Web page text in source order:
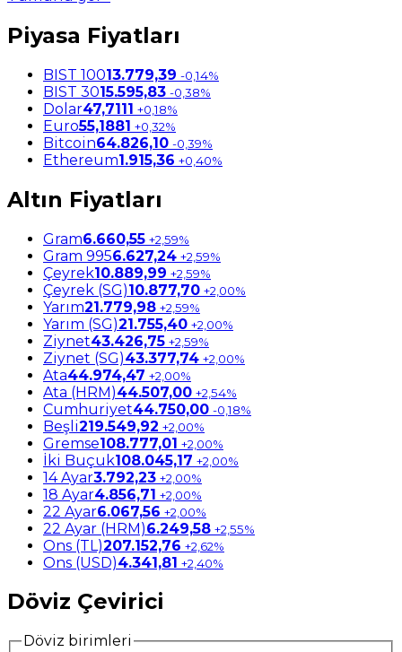
Piyasa Fiyatları
BIST 10013.779,39 -0,14%
BIST 3015.595,83 -0,38%
Dolar47,7111 +0,18%
Euro55,1881 +0,32%
Bitcoin64.826,10 -0,39%
Ethereum1.915,36 +0,40%
Altın Fiyatları
Gram6.660,55 +2,59%
Gram 9956.627,24 +2,59%
Çeyrek10.889,99 +2,59%
Çeyrek (SG)10.877,70 +2,00%
Yarım21.779,98 +2,59%
Yarım (SG)21.755,40 +2,00%
Ziynet43.426,75 +2,59%
Ziynet (SG)43.377,74 +2,00%
Ata44.974,47 +2,00%
Ata (HRM)44.507,00 +2,54%
Cumhuriyet44.750,00 -0,18%
Beşli219.549,92 +2,00%
Gremse108.777,01 +2,00%
İki Buçuk108.045,17 +2,00%
14 Ayar3.792,23 +2,00%
18 Ayar4.856,71 +2,00%
22 Ayar6.067,56 +2,00%
22 Ayar (HRM)6.249,58 +2,55%
Ons (TL)207.152,76 +2,62%
Ons (USD)4.341,81 +2,40%
Döviz Çevirici
Döviz birimleri